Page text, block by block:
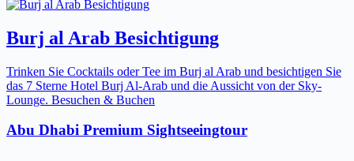
Burj al Arab Besichtigung
Trinken Sie Cocktails oder Tee im Burj al Arab und besichtigen Sie
das 7 Sterne Hotel Burj Al-Arab und die Aussicht von der Sky-
Lounge. Besuchen & Buchen
Abu Dhabi Premium Sightseeingtour